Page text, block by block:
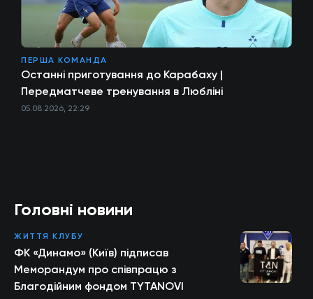
ПЕРША КОМАНДА
Останні приготування до Карабаху |
Передматчеве тренування в Любліні
05.08.2026, 22:29
Головні новини
ЖИТТЯ КЛУБУ
ФК «Динамо» (Київ) підписав
Меморандум про співпрацю з
Благодійним фондом TYTANOVI